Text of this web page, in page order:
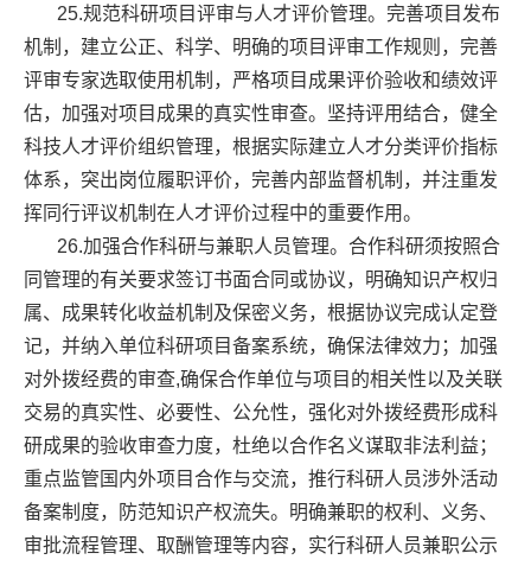
25.规范科研项目评审与人才评价管理。完善项目发布
机制，建立公正、科学、明确的项目评审工作规则，完善
评审专家选取使用机制，严格项目成果评价验收和绩效评
估，加强对项目成果的真实性审查。坚持评用结合，健全
科技人才评价组织管理，根据实际建立人才分类评价指标
体系，突出岗位履职评价，完善内部监督机制，并注重发
挥同行评议机制在人才评价过程中的重要作用。
26.加强合作科研与兼职人员管理。合作科研须按照合
同管理的有关要求签订书面合同或协议，明确知识产权归
属、成果转化收益机制及保密义务，根据协议完成认定登
记，并纳入单位科研项目备案系统，确保法律效力；加强
对外拨经费的审查,确保合作单位与项目的相关性以及关联
交易的真实性、必要性、公允性，强化对外拨经费形成科
研成果的验收审查力度，杜绝以合作名义谋取非法利益；
重点监管国内外项目合作与交流，推行科研人员涉外活动
备案制度，防范知识产权流失。明确兼职的权利、义务、
审批流程管理、取酬管理等内容，实行科研人员兼职公示